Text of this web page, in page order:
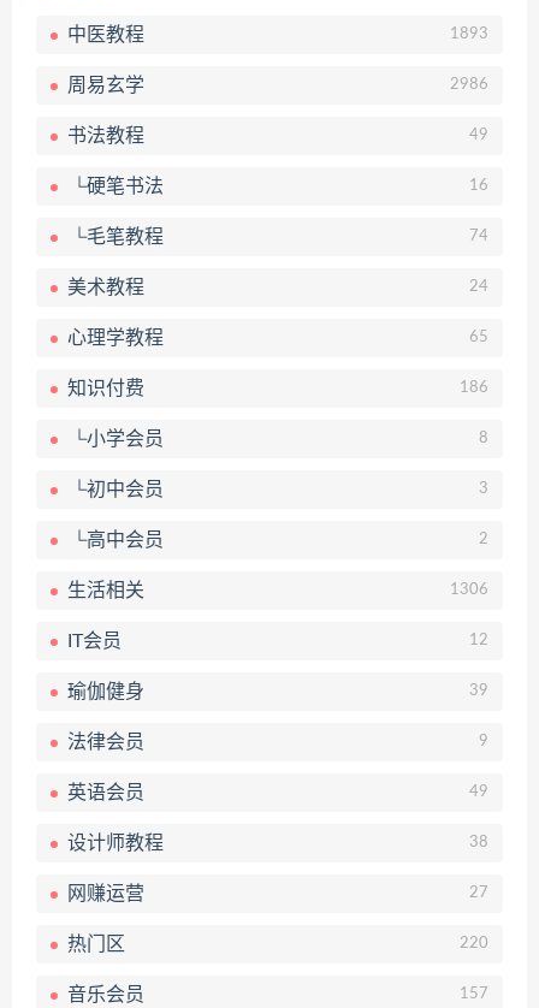
中医教程 1893
周易玄学 2986
书法教程 49
└硬笔书法 16
└毛笔教程 74
美术教程 24
心理学教程 65
知识付费 186
└小学会员 8
└初中会员 3
└高中会员 2
生活相关 1306
IT会员 12
瑜伽健身 39
法律会员 9
英语会员 49
设计师教程 38
网赚运营 27
热门区 220
音乐会员 157